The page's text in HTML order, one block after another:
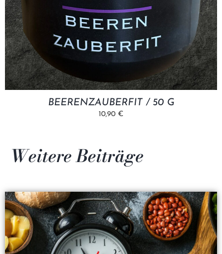
BEERENZAUBERFIT / 50 G
10,90 €
Weitere Beiträge